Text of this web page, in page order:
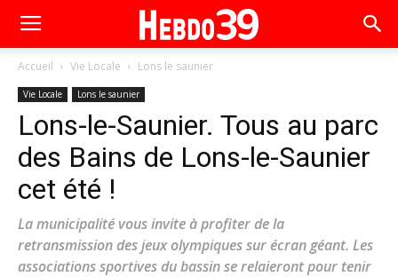
Accueil Vie Locale Lons le saunier
Vie Locale Lons le saunier
Lons-le-Saunier. Tous au parc
des Bains de Lons-le-Saunier
cet été !
La municipalité vous invite à profiter de la
retransmission des jeux olympiques sur écran géant. Les
associations sportives du bassin se relaieront pour tenir